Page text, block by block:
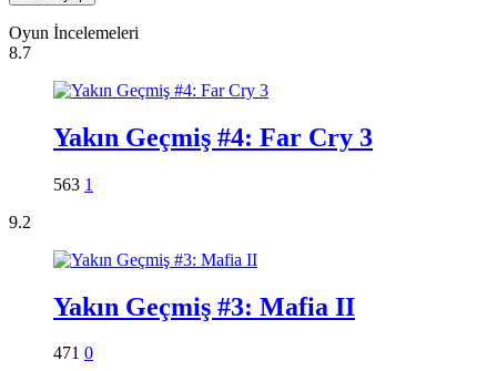
Oyun İncelemeleri
8.7
Yakın Geçmiş #4: Far Cry 3
563 1
9.2
Yakın Geçmiş #3: Mafia II
471 0